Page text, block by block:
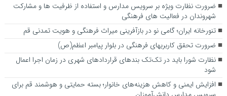
ضرورت نظارت ویژه بر سرویس مدارس و استفاده از ظرفیت ها و مشارکت
شهروندان در فعالیت های فرهنگی
تنورخانه ایران؛ گامی نو در بازآفرینی میراث فرهنگی و هویت تمدنی قم
ضرورت تحقق کاربری­های فرهنگی در بلوار پیامبر اعظم(ص)
نظارت شورا باید در تک‌تک بندهای قراردادهای شهری در زمان اجرا اعمال
شود
افزایش ایمنی و کاهش هزینه‌های خانوار؛ بسته حمایتی و هوشمند قم برای